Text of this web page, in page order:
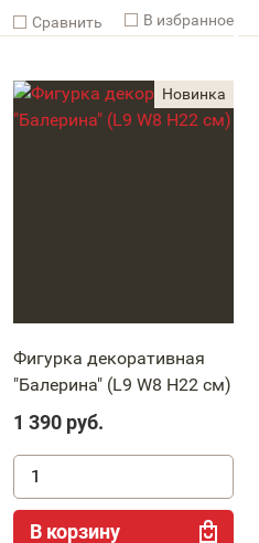
Cравнить В избранное
Фигурка декоративная
"Балерина" (L9 W8 H22 см)
1 390 руб.
В корзину